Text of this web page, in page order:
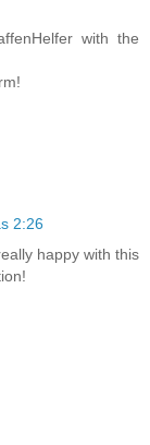
with the
2:26
happy with this